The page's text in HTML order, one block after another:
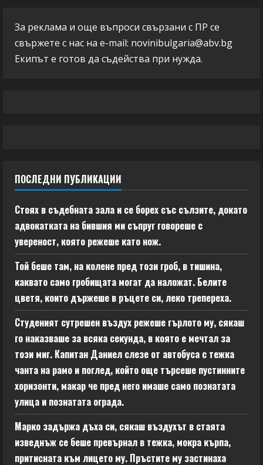
За реклама и още въпроси свързани с ПР се
свържете с нас на e-mail: novinibulgaria@abv.bg
Екипът е готов да съдейства при нужда.
ПОСЛЕДНИ ПУБЛИКАЦИИ
Стоях в съдебната зала и се борех със сълзите, докато
адвокатката на бившия ми съпруг говореше с
увереност, която режеше като нож.
Той беше там, на колене пред този гроб, в тишина,
каквато само гробищата могат да наложат. Белите
цветя, които държеше в ръцете си, леко трепереха.
Студеният сутрешен въздух режеше гърлото му, сякаш
го наказваше за всяка секунда, в която е мечтал за
този миг. Капитан Даниел слезе от автобуса с тежка
чанта на рамо и поглед, който още търсеше пустинните
хоризонти, макар че пред него имаше само познатата
улица и познатата ограда.
Марко задържа дъха си, сякаш въздухът в стаята
изведнъж се беше превърнал в тежка, мокра кърпа,
притисната към лицето му. Пръстите му застинаха